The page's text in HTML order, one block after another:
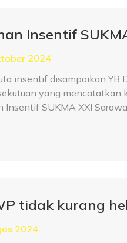
Insentif
2024
insentif disampaikan
yang mencatatkan
Insentif SUKMA XXI
tidak kurang
2024